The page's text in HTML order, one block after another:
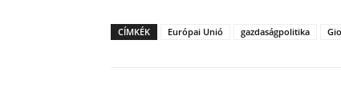
CÍMKÉK Európai Unió gazdaságpolitika